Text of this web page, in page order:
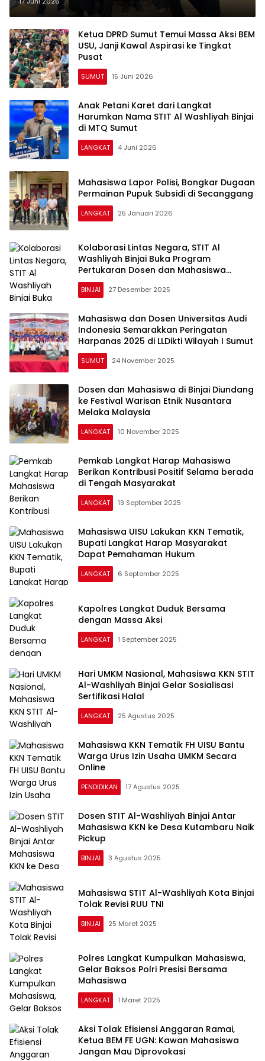
Ketua DPRD Sumut Temui Massa Aksi BEM
USU, Janji Kawal Aspirasi ke Tingkat
Pusat
SUMUT 15 Juni 2026
Anak Petani Karet dari Langkat
Harumkan Nama STIT Al Washliyah Binjai
di MTQ Sumut
LANGKAT 4 Juni 2026
Mahasiswa Lapor Polisi, Bongkar Dugaan
Permainan Pupuk Subsidi di Secanggang
LANGKAT 25 Januari 2026
Kolaborasi Lintas Negara, STIT Al
Washliyah Binjai Buka Program
Pertukaran Dosen dan Mahasiswa
bersama UNIMEL
BINJAI 27 Desember 2025
Mahasiswa dan Dosen Universitas Audi
Indonesia Semarakkan Peringatan
Harpanas 2025 di LLDikti Wilayah I Sumut
SUMUT 24 November 2025
Dosen dan Mahasiswa di Binjai Diundang
ke Festival Warisan Etnik Nusantara
Melaka Malaysia
LANGKAT 10 November 2025
Pemkab Langkat Harap Mahasiswa
Berikan Kontribusi Positif Selama berada
di Tengah Masyarakat
LANGKAT 19 September 2025
Mahasiswa UISU Lakukan KKN Tematik,
Bupati Langkat Harap Masyarakat
Dapat Pemahaman Hukum
LANGKAT 6 September 2025
Kapolres Langkat Duduk Bersama
dengan Massa Aksi
LANGKAT 1 September 2025
Hari UMKM Nasional, Mahasiswa KKN STIT
Al-Washliyah Binjai Gelar Sosialisasi
Sertifikasi Halal
LANGKAT 25 Agustus 2025
Mahasiswa KKN Tematik FH UISU Bantu
Warga Urus Izin Usaha UMKM Secara
Online
PENDIDIKAN 17 Agustus 2025
Dosen STIT Al-Washliyah Binjai Antar
Mahasiswa KKN ke Desa Kutambaru Naik
Pickup
BINJAI 3 Agustus 2025
Mahasiswa STIT Al-Washliyah Kota Binjai
Tolak Revisi RUU TNI
BINJAI 25 Maret 2025
Polres Langkat Kumpulkan Mahasiswa,
Gelar Baksos Polri Presisi Bersama
Mahasiswa
LANGKAT 1 Maret 2025
Aksi Tolak Efisiensi Anggaran Ramai,
Ketua BEM FE UGN: Kawan Mahasiswa
Jangan Mau Diprovokasi